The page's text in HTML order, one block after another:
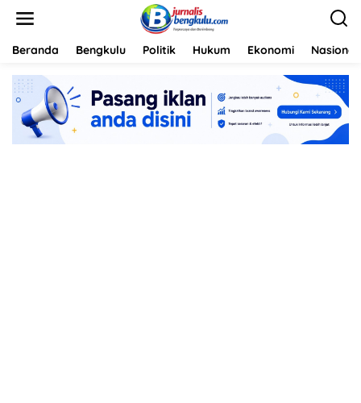
Beranda Bengkulu Politik Hukum Ekonomi Nasional